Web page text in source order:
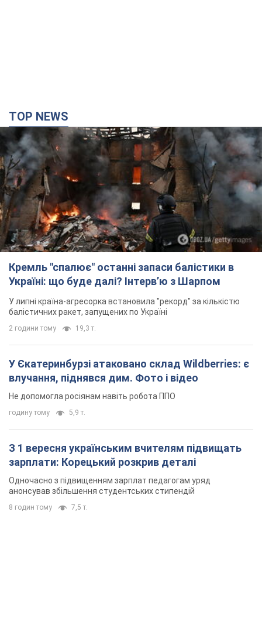
TOP NEWS
Кремль "спалює" останні запаси балістики в
Україні: що буде далі? Інтерв’ю з Шарпом
У липні країна-агресорка встановила "рекорд" за кількістю
балістичних ракет, запущених по Україні
2 години тому 19,3 т.
У Єкатеринбурзі атаковано склад Wildberries: є
влучання, піднявся дим. Фото і відео
Не допомогла росіянам навіть робота ППО
годину тому 5,9 т.
З 1 вересня українським вчителям підвищать
зарплати: Корецький розкрив деталі
Одночасно з підвищенням зарплат педагогам уряд
анонсував збільшення студентських стипендій
8 годин тому 7,5 т.